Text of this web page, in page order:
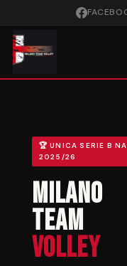
🏆 UNICA SERIE B
2025/26
Milano
Team
Volley